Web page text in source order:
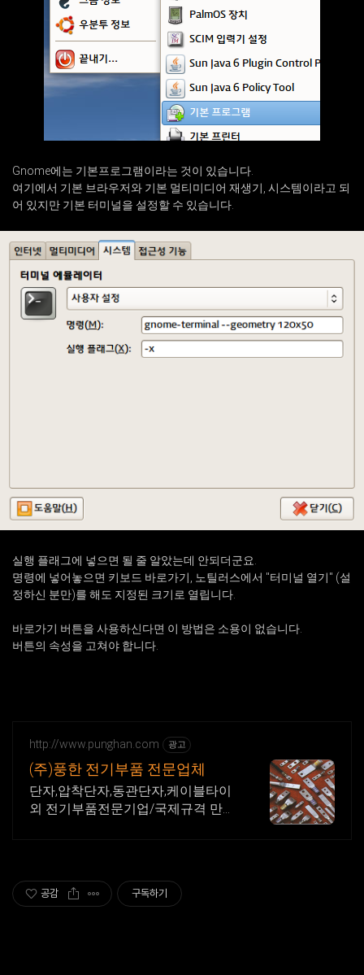
Gnome에는 기본프로그램이라는 것이 있습니다.
여기에서 기본 브라우저와 기본 멀티미디어 재생기, 시스템이라고 되
어 있지만 기본 터미널을 설정할 수 있습니다.
실행 플래그에 넣으면 될 줄 알았는데 안되더군요.
명령에 넣어놓으면 키보드 바로가기, 노틸러스에서 "터미널 열기" (설
정하신 분만)를 해도 지정된 크기로 열립니다.
바로가기 버튼을 사용하신다면 이 방법은 소용이 없습니다.
버튼의 속성을 고쳐야 합니다.
http://www.punghan.com 광고
(주)풍한 전기부품 전문업체
단자,압착단자,동관단자,케이블타이
외 전기부품전문기업/국제규격 만
공감 구독하기